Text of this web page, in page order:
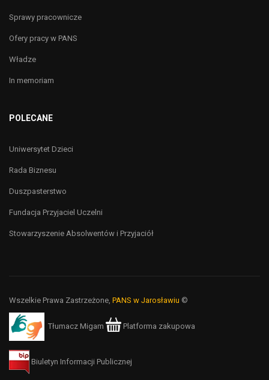
Sprawy pracownicze
Ofery pracy w PANS
Władze
In memoriam
POLECANE
Uniwersytet Dzieci
Rada Biznesu
Duszpasterstwo
Fundacja Przyjaciel Uczelni
Stowarzyszenie Absolwentów i Przyjaciół
Wszelkie Prawa Zastrzeżone, PANS w Jarosławiu ©
Tłumacz Migam Platforma zakupowa
Biuletyn Informacji Publicznej